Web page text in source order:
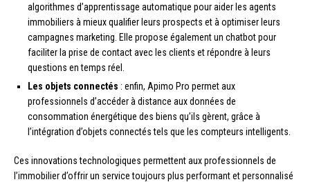
algorithmes d’apprentissage automatique pour aider les agents
immobiliers à mieux qualifier leurs prospects et à optimiser leurs
campagnes marketing. Elle propose également un chatbot pour
faciliter la prise de contact avec les clients et répondre à leurs
questions en temps réel.
Les objets connectés : enfin, Apimo Pro permet aux
professionnels d’accéder à distance aux données de
consommation énergétique des biens qu’ils gèrent, grâce à
l’intégration d’objets connectés tels que les compteurs intelligents.
Ces innovations technologiques permettent aux professionnels de
l’immobilier d’offrir un service toujours plus performant et personnalisé